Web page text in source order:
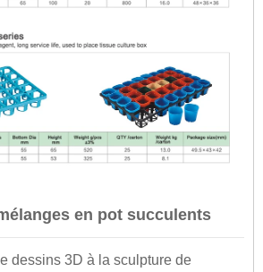
en pot succulents
dessins 3D à la sculpture de